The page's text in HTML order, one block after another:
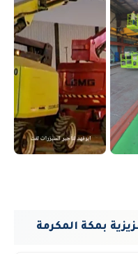
بمكة المكرمة